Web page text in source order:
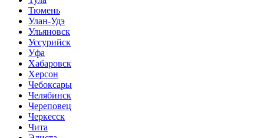
Тюмень
Улан-Удэ
Ульяновск
Уссурийск
Уфа
Хабаровск
Херсон
Чебоксары
Челябинск
Череповец
Черкесск
Чита